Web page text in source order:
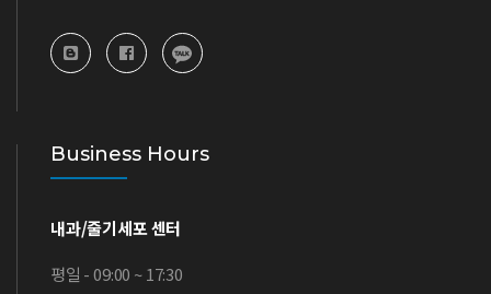
Business Hours
내과/줄기세포 센터
평일 - 09:00 ~ 17:30